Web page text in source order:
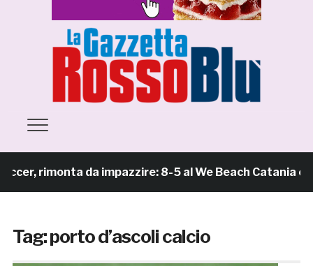
rimonta da impazzire: 8-5 al We Beach Catania e
Tag:porto d’ascoli calcio